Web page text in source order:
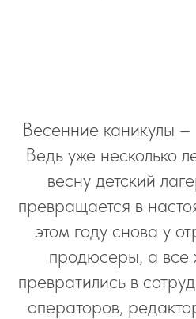
Весенние каникулы –
Ведь уже несколько
весну детский
превращается в
этом году снова у
продюсеры, а все
превратились в
операторов,